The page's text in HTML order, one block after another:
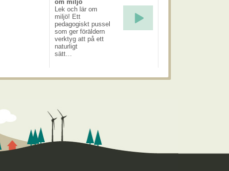
om miljö
Lek och lär om
miljö! Ett
pedagogiskt pussel
som ger föräldern
verktyg att på ett
naturligt
sätt…